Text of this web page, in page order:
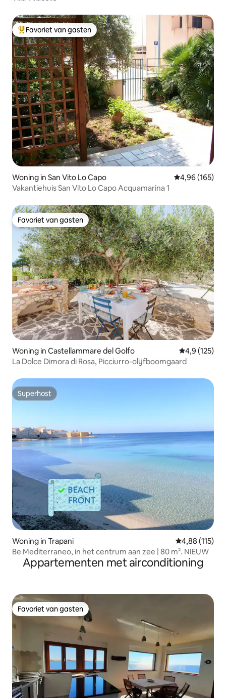
Topfavoriet van gasten
Favoriet van gasten
Woning in San Vito Lo Capo Gemiddelde
4,96 (165)
Vakantiehuis San Vito Lo Capo Acquamarina 1
Favoriet van gasten
Favoriet van gasten
Woning in Castellammare del Golfo Gemiddelde
4,9 (125)
La Dolce Dimora di Rosa, Picciurro-olijfboomgaard
Superhost
Superhost
Woning in Trapani Gemiddelde
4,88 (115)
Be Mediterraneo, in het centrum aan zee | 80 m². NIEUW
Appartementen met airconditioning
Favoriet van gasten
Favoriet van gasten